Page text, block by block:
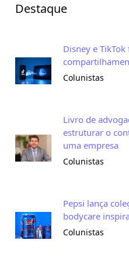
Destaque
Disney e
Colunistas
Livro de
estruturar o
uma empresa
Colunistas
Pepsi lança
bodycare
Colunistas